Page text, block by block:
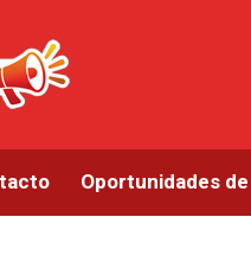
Oportunidades